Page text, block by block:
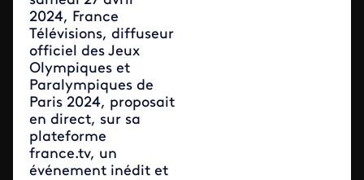
2024, France
Télévisions, diffuseur
officiel des Jeux
Olympiques et
Paralympiques de
Paris 2024, proposait
en direct, sur sa
plateforme
france.tv, un
événement inédit et